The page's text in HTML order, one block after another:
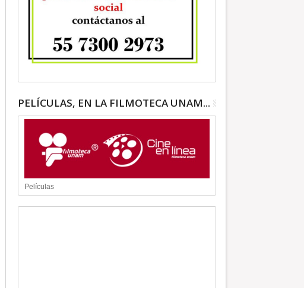
PELÍCULAS, EN LA FILMOTECA UNAM...
Películas